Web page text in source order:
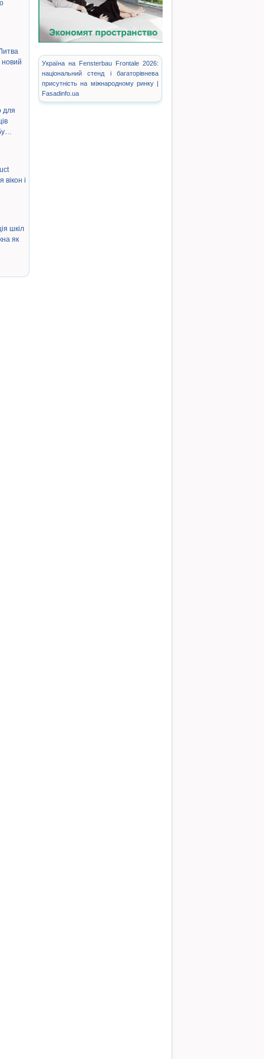
новий
для
вікон і
шкіл
як
Україна на Fensterbau Frontale 2026:
національний стенд і багаторівнева
присутність на міжнародному ринку |
Fasadinfo.ua